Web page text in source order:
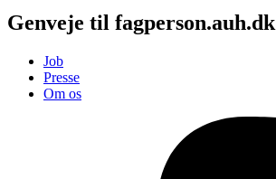
Genveje til fagperson.auh.dk
Job
Presse
Om os